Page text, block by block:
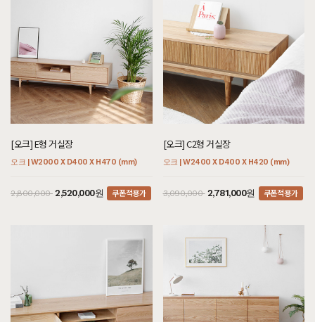
[오크] E형 거실장
오크 | W2000 X D400 X H470 (mm)
2,800,000 2,520,000원 쿠폰적용가
[오크] C2형 거실장
오크 | W2400 X D400 X H420 (mm)
3,090,000 2,781,000원 쿠폰적용가